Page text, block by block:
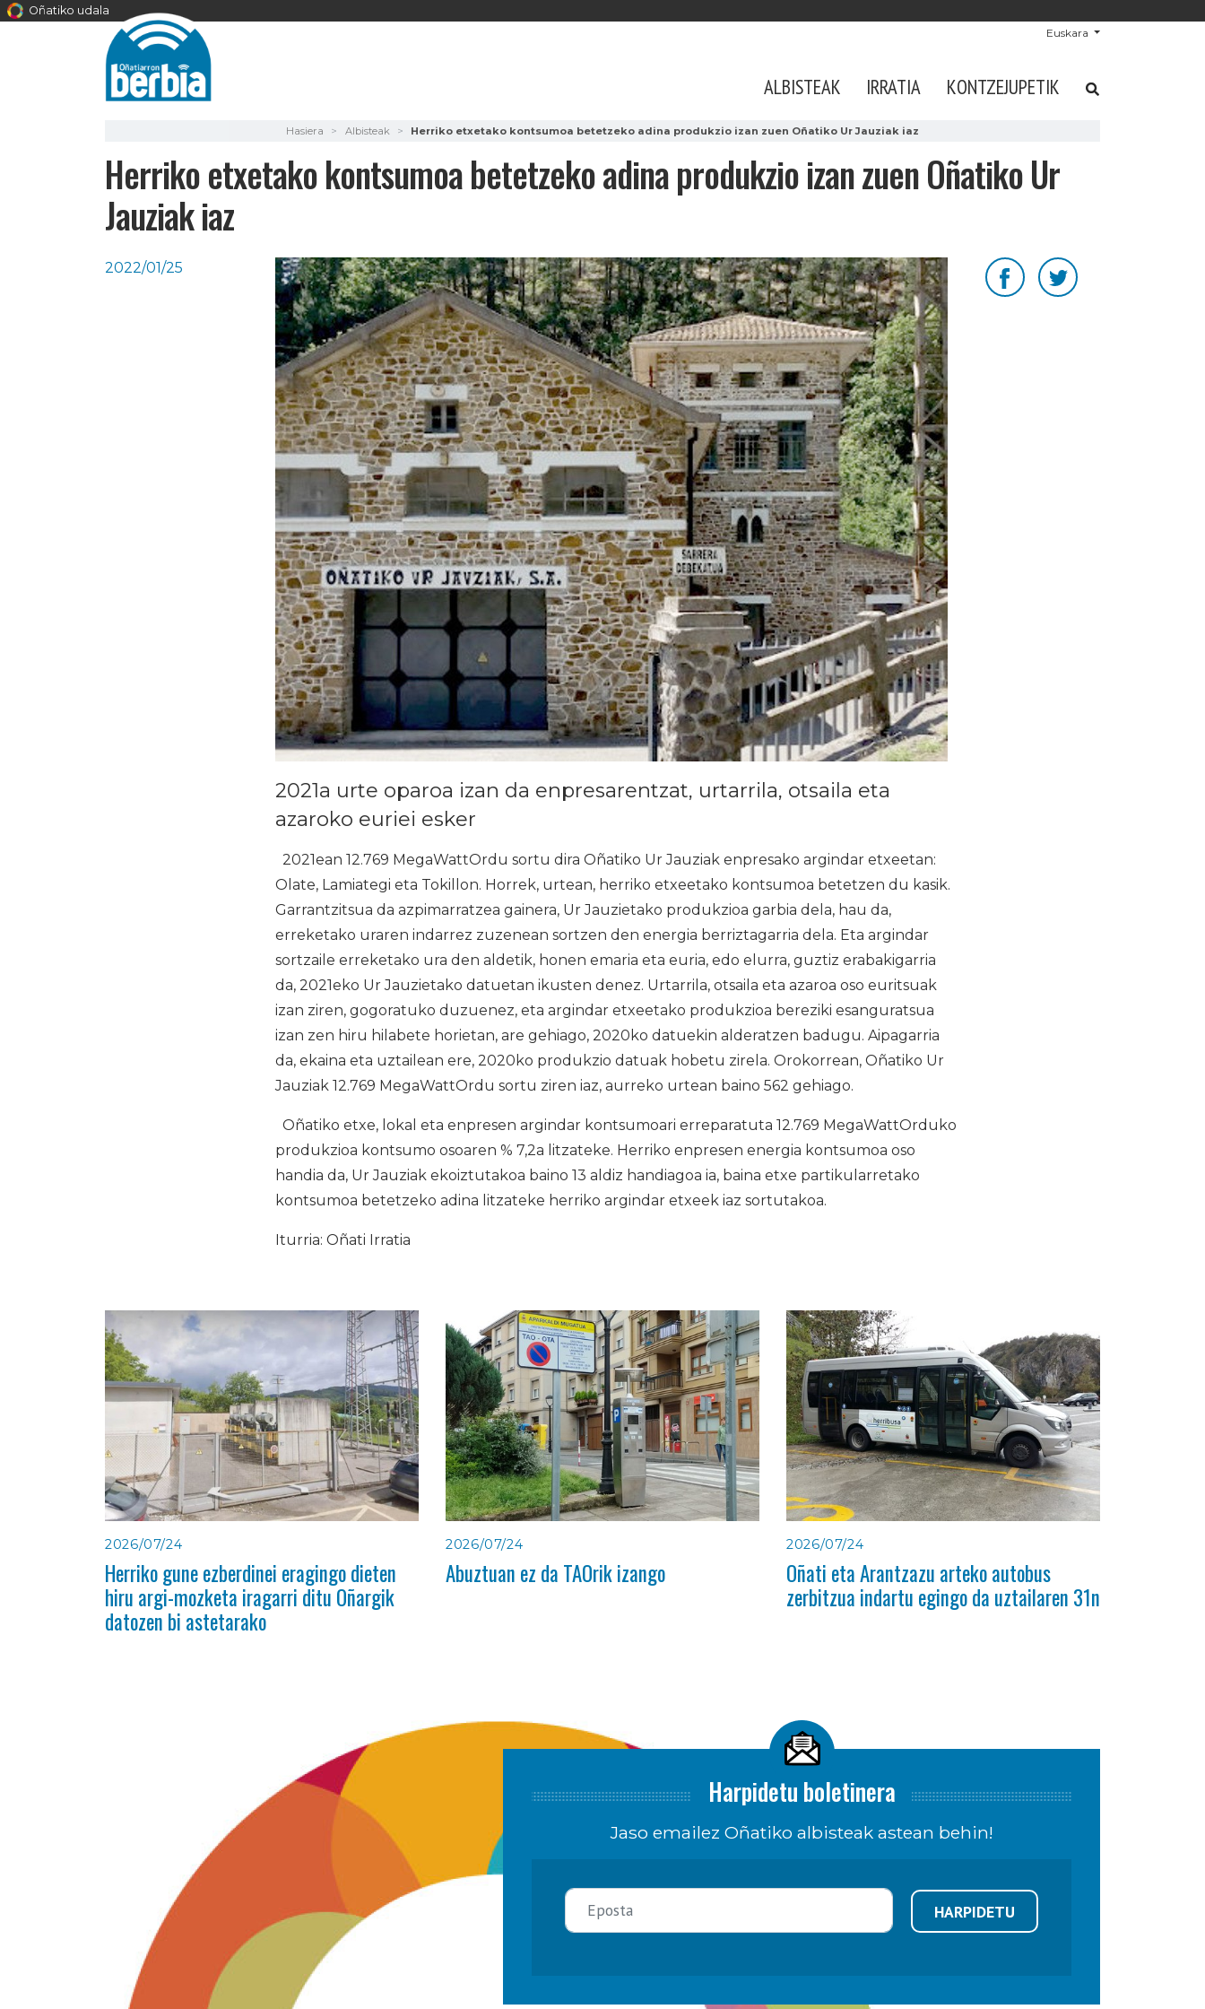
Oñatiko udala
Euskara
ALBISTEAK IRRATIA KONTZEJUPETIK
Hasiera Albisteak Herriko etxetako kontsumoa betetzeko adina produkzio izan zuen Oñatiko Ur Jauziak iaz
Herriko etxetako kontsumoa betetzeko adina produkzio izan zuen Oñatiko Ur
Jauziak iaz
2022/01/25
2021a urte oparoa izan da enpresarentzat, urtarrila, otsaila eta
azaroko euriei esker
2021ean 12.769 MegaWattOrdu sortu dira Oñatiko Ur Jauziak enpresako argindar etxeetan:
Olate, Lamiategi eta Tokillon. Horrek, urtean, herriko etxeetako kontsumoa betetzen du kasik.
Garrantzitsua da azpimarratzea gainera, Ur Jauzietako produkzioa garbia dela, hau da,
erreketako uraren indarrez zuzenean sortzen den energia berriztagarria dela. Eta argindar
sortzaile erreketako ura den aldetik, honen emaria eta euria, edo elurra, guztiz erabakigarria
da, 2021eko Ur Jauzietako datuetan ikusten denez. Urtarrila, otsaila eta azaroa oso euritsuak
izan ziren, gogoratuko duzuenez, eta argindar etxeetako produkzioa bereziki esanguratsua
izan zen hiru hilabete horietan, are gehiago, 2020ko datuekin alderatzen badugu. Aipagarria
da, ekaina eta uztailean ere, 2020ko produkzio datuak hobetu zirela. Orokorrean, Oñatiko Ur
Jauziak 12.769 MegaWattOrdu sortu ziren iaz, aurreko urtean baino 562 gehiago.
Oñatiko etxe, lokal eta enpresen argindar kontsumoari erreparatuta 12.769 MegaWattOrduko
produkzioa kontsumo osoaren % 7,2a litzateke. Herriko enpresen energia kontsumoa oso
handia da, Ur Jauziak ekoiztutakoa baino 13 aldiz handiagoa ia, baina etxe partikularretako
kontsumoa betetzeko adina litzateke herriko argindar etxeek iaz sortutakoa.
Iturria: Oñati Irratia
2026/07/24
Herriko gune ezberdinei eragingo dieten
hiru argi-mozketa iragarri ditu Oñargik
datozen bi astetarako
2026/07/24
Abuztuan ez da TAOrik izango
2026/07/24
Oñati eta Arantzazu arteko autobus
zerbitzua indartu egingo da uztailaren 31n
Harpidetu boletinera
Jaso emailez Oñatiko albisteak astean behin!
HARPIDETU